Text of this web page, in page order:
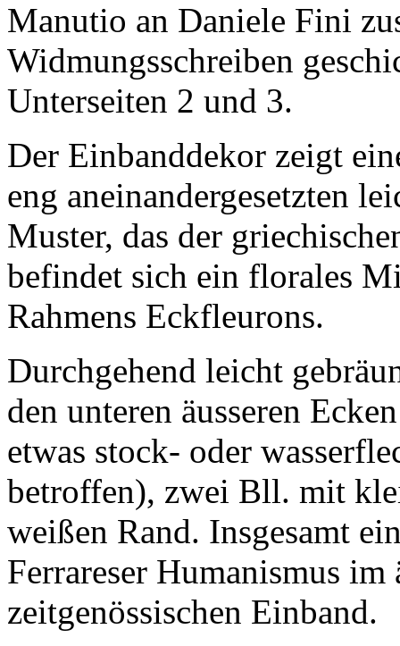
Manutio an Daniele Fini
Widmungsschreiben
Unterseiten 2 und 3.
Der Einbanddekor zeigt
eng aneinandergesetzten
Muster, das der
befindet sich ein florales
Rahmens Eckfleurons.
Durchgehend leicht
den unteren äusseren
etwas stock- oder
betroffen), zwei Bll. mit
weißen Rand. Insgesamt
Ferrareser Humanismus im
zeitgenössischen Einband.